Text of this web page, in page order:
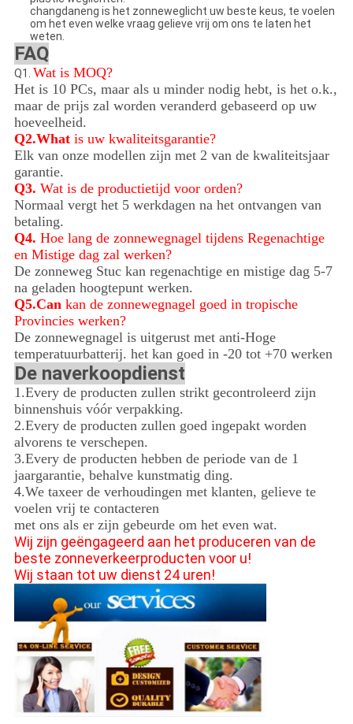
changdaneng is het zonneweglicht uw beste keus, te voelen
om het even welke vraag gelieve vrij om ons te laten het
weten.
FAQ
Q1. Wat is MOQ?
Het is 10 PCs, maar als u minder nodig hebt, is het o.k.,
maar de prijs zal worden veranderd gebaseerd op uw
hoeveelheid.
Q2.Whatis uw kwaliteitsgarantie?
Elk van onze modellen zijn met 2 van de kwaliteitsjaar
garantie.
Q3. Wat is de productietijd voor orden?
Normaal vergt het 5 werkdagen na het ontvangen van
betaling.
Q4. Hoe lang de zonnewegnagel tijdens Regenachtige
en Mistige dag zal werken?
De zonneweg Stuc kan regenachtige en mistige dag 5-7
na geladen hoogtepunt werken.
Q5.Cankan de zonnewegnagel goed in tropische
Provincies werken?
De zonnewegnagel is uitgerust met anti-Hoge
temperatuurbatterij. het kan goed in -20 tot +70 werken
De naverkoopdienst
1.Every de producten zullen strikt gecontroleerd zijn
binnenshuis vóór verpakking.
2.Every de producten zullen goed ingepakt worden
alvorens te verschepen.
3.Every de producten hebben de periode van de 1
jaargarantie, behalve kunstmatig ding.
4.We taxeer de verhoudingen met klanten, gelieve te
voelen vrij te contacteren
met ons als er zijn gebeurde om het even wat.
Wij zijn geëngageerd aan het produceren van de
beste zonneverkeerproducten voor u!
Wij staan tot uw dienst 24 uren!